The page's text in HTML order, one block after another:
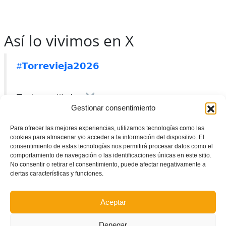
Gestionar consentimiento
Para ofrecer las mejores experiencias, utilizamos tecnologías como las
cookies para almacenar y/o acceder a la información del dispositivo. El
consentimiento de estas tecnologías nos permitirá procesar datos como el
comportamiento de navegación o las identificaciones únicas en este sitio.
No consentir o retirar el consentimiento, puede afectar negativamente a
ciertas características y funciones.
Aceptar
Así lo vivimos en X
#𝗧𝗼𝗿𝗿𝗲𝘃𝗶𝗲𝗷𝗮𝟮𝟬𝟮𝟲
Tenim partit clau
Selección Valenciana
Galicia
J4 –#𝗖𝗘𝗦𝗔𝘀𝘂𝗯-𝟭𝟰
‘Nelson Mandela’ – Torrevieja